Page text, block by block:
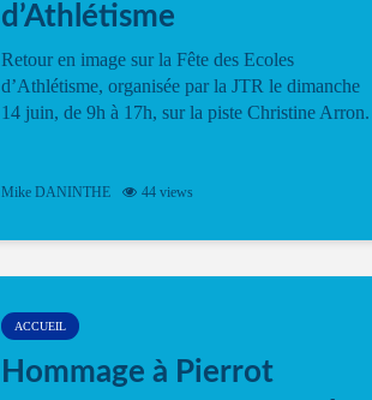
d’Athlétisme
Retour en image sur la Fête des Ecoles
d’Athlétisme, organisée par la JTR le dimanche
14 juin, de 9h à 17h, sur la piste Christine Arron.
Mike DANINTHE 44 views
ACCUEIL
Hommage à Pierrot